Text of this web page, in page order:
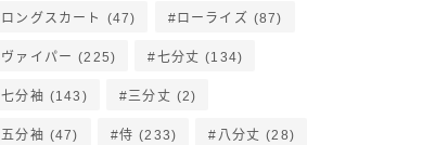
ロングスカート (47) ローライズ (87)
ヴァイパー (225) 七分丈 (134)
七分袖 (143) 三分丈 (2)
五分袖 (47) 侍 (233) 八分丈 (28)